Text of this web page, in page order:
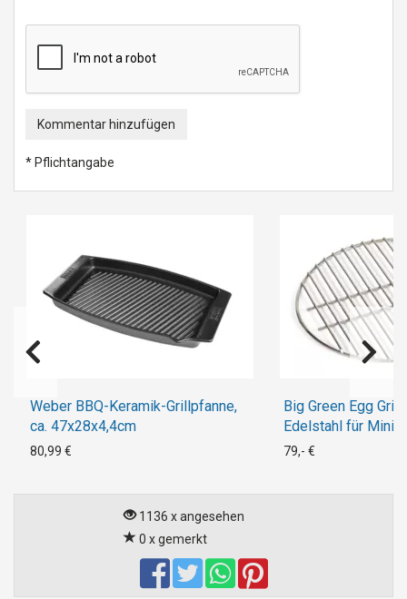
Kommentar hinzufügen
* Pflichtangabe
Weber BBQ-Keramik-Grillpfanne,
ca. 47x28x4,4cm
80,99 €
Big Green Egg
Edelstahl für Mini
79,- €
1136 x angesehen
0 x gemerkt